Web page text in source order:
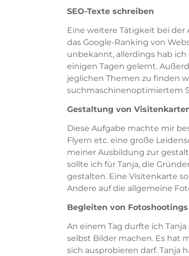
SEO-Texte schreiben
Eine weitere Tätigkeit bei
das Google-Ranking von
unbekannt, allerdings hab
einigen Tagen gelernt.
jeglichen Themen zu finden
suchmaschinenoptimiertem
Gestaltung von
Diese Aufgabe machte mir
Flyern etc. eine große
meiner Ausbildung zur
sollte ich für Tanja, die
gestalten. Eine Visitenkarte
Andere auf die allgemeine
Begleiten von Fotoshootings
An einem Tag durfte ich
selbst Bilder machen. Es hat
sich ausprobieren darf. Tanja